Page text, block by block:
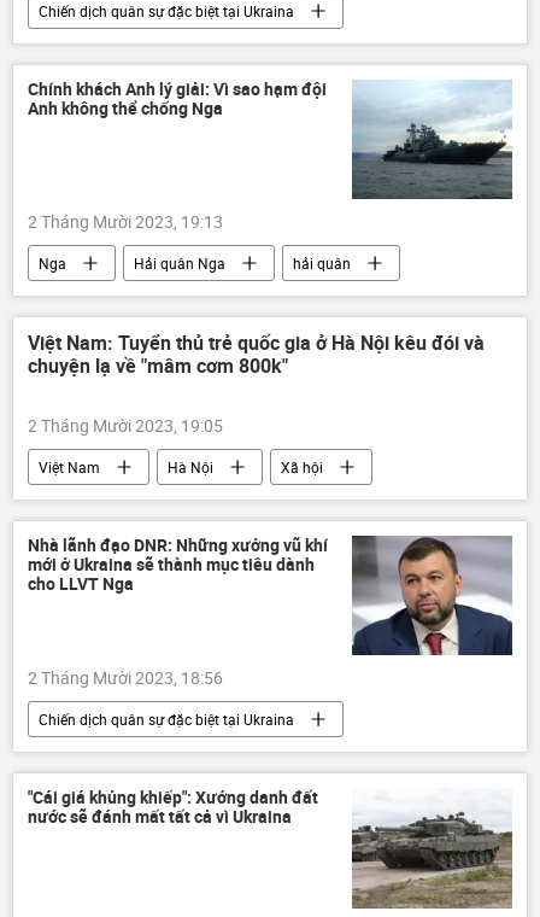
Chiến dịch quân sự đặc biệt tại Ukraina
Cuộc khủng hoảng ở Ukraina
Ukraina
xung đột quân sự
Quân sự
LNR
Sáp nhập DNR, LNR, Zaporozhye và Kherson vào Nga
Chính khách Anh lý giải: Vì sao hạm đội
Anh không thể chống Nga
2 Tháng Mười 2023, 19:13
Nga Hải quân Nga
hải quân
Thế giới
Quân sự
Anh
Biển Đen
Việt Nam: Tuyển thủ trẻ quốc gia ở Hà Nội kêu đói và
chuyện lạ về "mâm cơm 800k"
2 Tháng Mười 2023, 19:05
Việt Nam Hà Nội
Xã hội
Mỹ Đình
Trẻ em
Nhà lãnh đạo DNR: Những xưởng vũ khí
mới ở Ukraina sẽ thành mục tiêu dành
cho LLVT Nga
2 Tháng Mười 2023, 18:56
Chiến dịch quân sự đặc biệt tại Ukraina
Cuộc khủng hoảng ở Ukraina
Nga
xung đột quân sự
Quân sự
Thế giới
Denis Pushilin
"Cái giá khủng khiếp": Xướng danh đất
nước sẽ đánh mất tất cả vì Ukraina